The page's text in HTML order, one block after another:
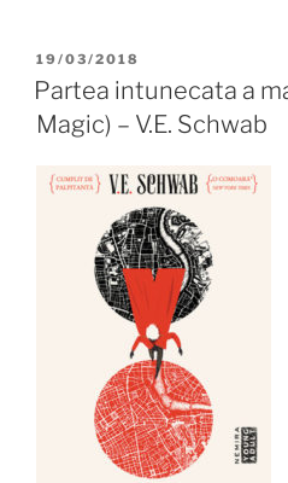
POSTED
ON
19/03/2018
Partea intunecata a
Magic) – V.E. Schwab